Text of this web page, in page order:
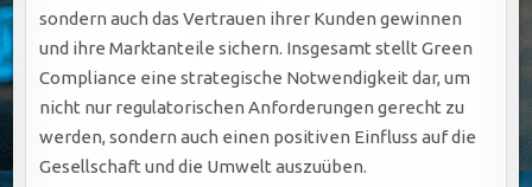
sondern auch das Vertrauen ihrer Kunden gewinnen
und ihre Marktanteile sichern. Insgesamt stellt Green
Compliance eine strategische Notwendigkeit dar, um
nicht nur regulatorischen Anforderungen gerecht zu
werden, sondern auch einen positiven Einfluss auf die
Gesellschaft und die Umwelt auszuüben.